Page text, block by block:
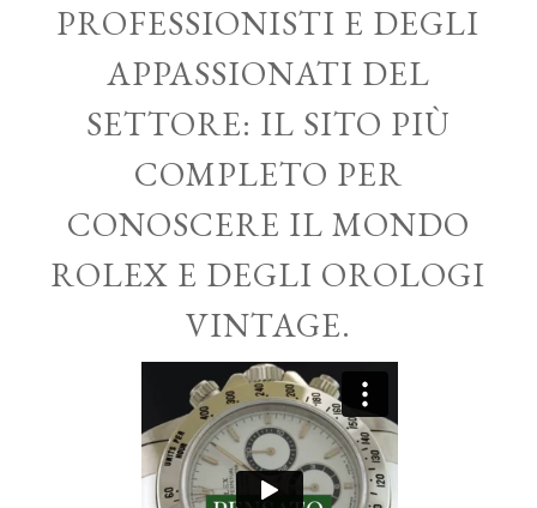
PROFESSIONISTI E DEGLI
APPASSIONATI DEL
SETTORE: IL SITO PIÙ
COMPLETO PER
CONOSCERE IL MONDO
ROLEX E DEGLI OROLOGI
VINTAGE.